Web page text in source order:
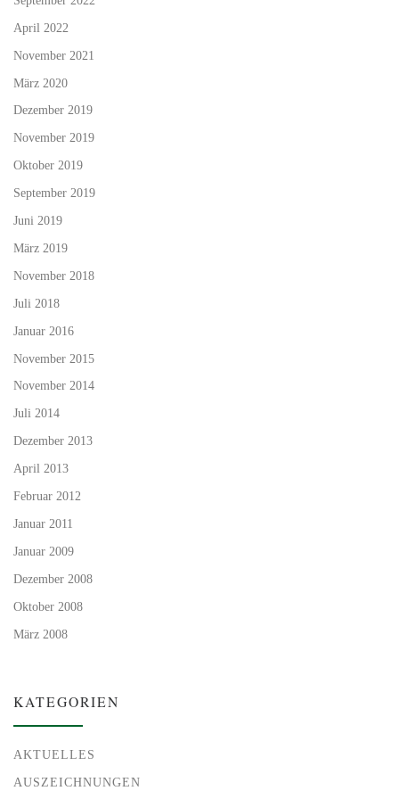
April 2022
November 2021
März 2020
Dezember 2019
November 2019
Oktober 2019
September 2019
Juni 2019
März 2019
November 2018
Juli 2018
Januar 2016
November 2015
November 2014
Juli 2014
Dezember 2013
April 2013
Februar 2012
Januar 2011
Januar 2009
Dezember 2008
Oktober 2008
März 2008
KATEGORIEN
AKTUELLES
AUSZEICHNUNGEN